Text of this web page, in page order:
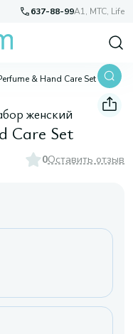
637-88-99A1, МТС, Life
& Hand Care Set
женский
Care Set
0Оставить отзыв